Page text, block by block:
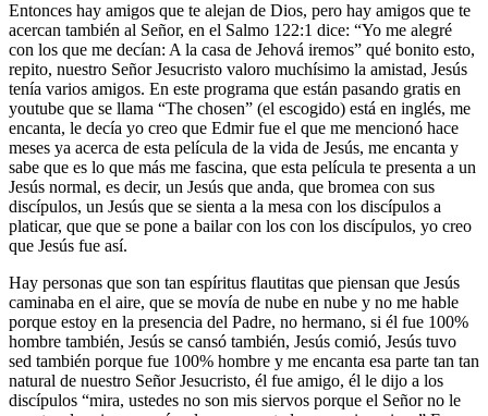
Entonces hay amigos que te alejan de Dios, pero hay amigos que te
acercan también al Señor, en el Salmo 122:1 dice: “Yo me alegré
con los que me decían: A la casa de Jehová iremos” qué bonito esto,
repito, nuestro Señor Jesucristo valoro muchísimo la amistad, Jesús
tenía varios amigos. En este programa que están pasando gratis en
youtube que se llama “The chosen” (el escogido) está en inglés, me
encanta, le decía yo creo que Edmir fue el que me mencionó hace
meses ya acerca de esta película de la vida de Jesús, me encanta y
sabe que es lo que más me fascina, que esta película te presenta a un
Jesús normal, es decir, un Jesús que anda, que bromea con sus
discípulos, un Jesús que se sienta a la mesa con los discípulos a
platicar, que que se pone a bailar con los con los discípulos, yo creo
que Jesús fue así.
Hay personas que son tan espíritus flautitas que piensan que Jesús
caminaba en el aire, que se movía de nube en nube y no me hable
porque estoy en la presencia del Padre, no hermano, si él fue 100%
hombre también, Jesús se cansó también, Jesús comió, Jesús tuvo
sed también porque fue 100% hombre y me encanta esa parte tan tan
natural de nuestro Señor Jesucristo, él fue amigo, él le dijo a los
discípulos “mira, ustedes no son mis siervos porque el Señor no le